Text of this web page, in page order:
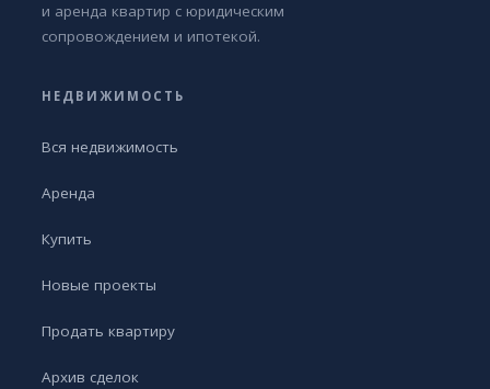
и аренда квартир с юридическим
сопровождением и ипотекой.
НЕДВИЖИМОСТЬ
Вся недвижимость
Аренда
Купить
Новые проекты
Продать квартиру
Архив сделок